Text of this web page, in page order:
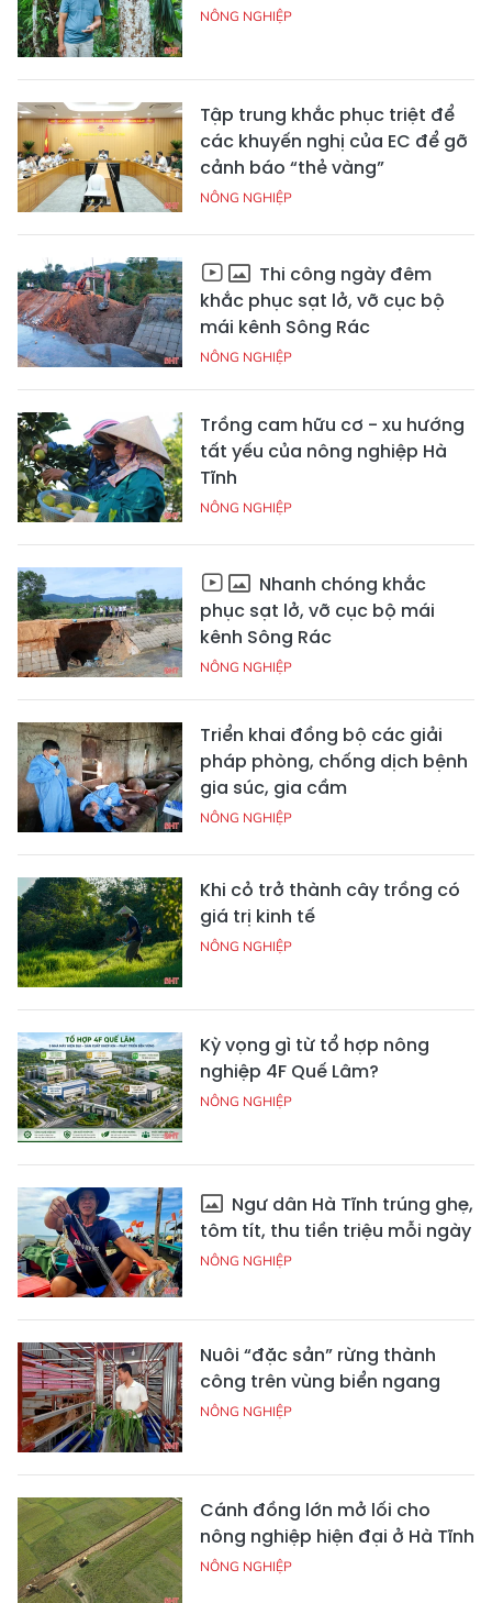
NÔNG NGHIỆP
Tập trung khắc phục triệt để
các khuyến nghị của EC để gỡ
cảnh báo “thẻ vàng”
NÔNG NGHIỆP
Thi công ngày đêm
khắc phục sạt lở, vỡ cục bộ
mái kênh Sông Rác
NÔNG NGHIỆP
Trồng cam hữu cơ - xu hướng
tất yếu của nông nghiệp Hà
Tĩnh
NÔNG NGHIỆP
Nhanh chóng khắc
phục sạt lở, vỡ cục bộ mái
kênh Sông Rác
NÔNG NGHIỆP
Triển khai đồng bộ các giải
pháp phòng, chống dịch bệnh
gia súc, gia cầm
NÔNG NGHIỆP
Khi cỏ trở thành cây trồng có
giá trị kinh tế
NÔNG NGHIỆP
Kỳ vọng gì từ tổ hợp nông
nghiệp 4F Quế Lâm?
NÔNG NGHIỆP
Ngư dân Hà Tĩnh trúng ghẹ,
tôm tít, thu tiền triệu mỗi ngày
NÔNG NGHIỆP
Nuôi “đặc sản” rừng thành
công trên vùng biển ngang
NÔNG NGHIỆP
Cánh đồng lớn mở lối cho
nông nghiệp hiện đại ở Hà Tĩnh
NÔNG NGHIỆP